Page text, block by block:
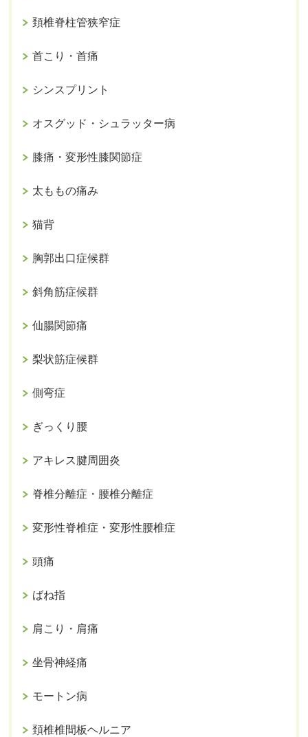
頚椎脊柱管狭窄症
首こり・首痛
シンスプリント
オスグッド・シュラッター病
膝痛・変形性膝関節症
太ももの痛み
猫背
胸郭出口症候群
斜角筋症候群
仙腸関節痛
梨状筋症候群
側弯症
ぎっくり腰
アキレス腱周囲炎
脊椎分離症・腰椎分離症
変形性脊椎症・変形性腰椎症
頭痛
ばね指
肩こり・肩痛
坐骨神経痛
モートン病
頚椎椎間板ヘルニア